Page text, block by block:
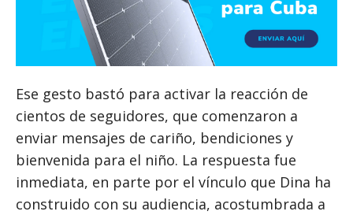
Ese gesto bastó para activar la reacción de
cientos de seguidores, que comenzaron a
enviar mensajes de cariño, bendiciones y
bienvenida para el niño. La respuesta fue
inmediata, en parte por el vínculo que Dina ha
construido con su audiencia, acostumbrada a